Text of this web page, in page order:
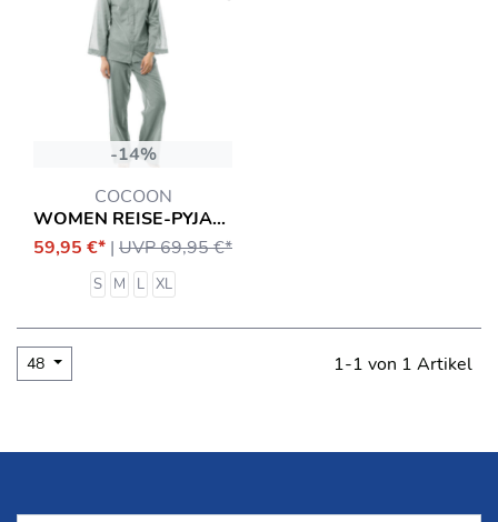
-14%
COCOON
WOMEN REISE-PYJAMA MIT INSEKTENSCHUTZ EQUIPMENT
59,95 €* | UVP 69,95 €*
S M L XL
48 1-1 von 1 Artikel